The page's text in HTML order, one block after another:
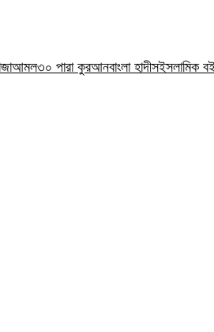
আমল৩০ পারা কুরআনবাংলা হাদীসইসলামিক